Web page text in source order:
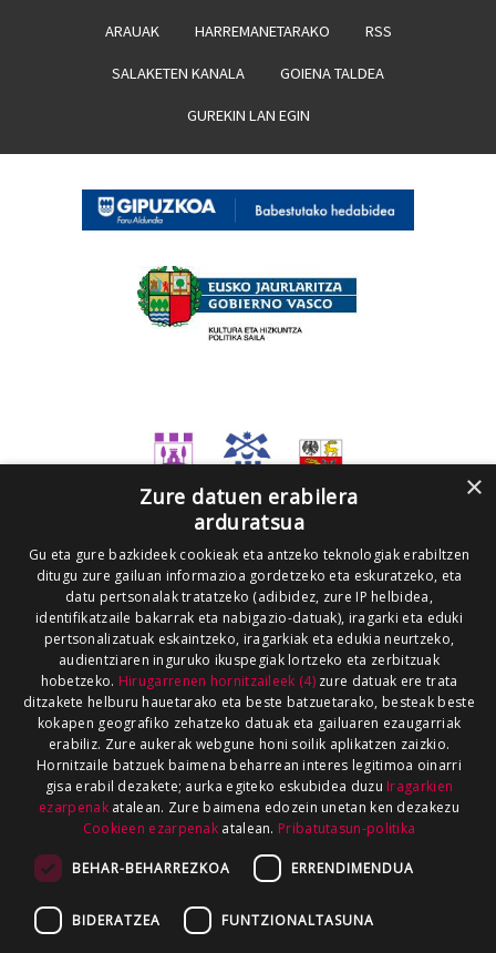
ARAUAK HARREMANETARAKO RSS
SALAKETEN KANALA GOIENA TALDEA
GUREKIN LAN EGIN
×
Zure datuen erabilera
arduratsua
Gu eta gure bazkideek cookieak eta antzeko teknologiak erabiltzen
ditugu zure gailuan informazioa gordetzeko eta eskuratzeko, eta
datu pertsonalak tratatzeko (adibidez, zure IP helbidea,
identifikatzaile bakarrak eta nabigazio-datuak), iragarki eta eduki
pertsonalizatuak eskaintzeko, iragarkiak eta edukia neurtzeko,
audientziaren inguruko ikuspegiak lortzeko eta zerbitzuak
hobetzeko. Hirugarrenen hornitzaileek (4)zure datuak ere trata
ditzakete helburu hauetarako eta beste batzuetarako, besteak beste
kokapen geografiko zehatzeko datuak eta gailuaren ezaugarriak
erabiliz. Zure aukerak webgune honi soilik aplikatzen zaizkio.
Hornitzaile batzuek baimena beharrean interes legitimoa oinarri
gisa erabil dezakete; aurka egiteko eskubidea duzu Iragarkien
ezarpenakatalean. Zure baimena edozein unetan ken dezakezu
Cookieen ezarpenak atalean. Pribatutasun-politika
BEHAR-BEHARREZKOA ERRENDIMENDUA
BIDERATZEA FUNTZIONALTASUNA